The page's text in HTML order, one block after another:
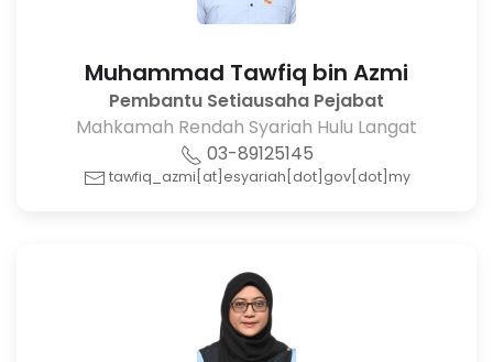
Muhammad Tawfiq bin Azmi
Pembantu Setiausaha Pejabat
Mahkamah Rendah Syariah Hulu Langat
03-89125145
tawfiq_azmi[at]esyariah[dot]gov[dot]my